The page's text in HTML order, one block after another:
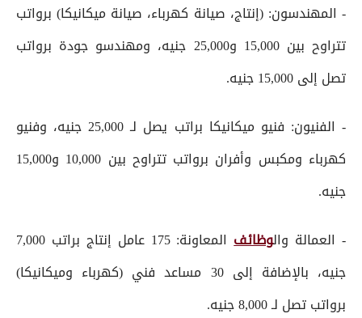
- المهندسون: (إنتاج، صيانة كهرباء، صيانة ميكانيكا) برواتب
تتراوح بين 15,000 و25,000 جنيه، ومهندسو جودة برواتب
تصل إلى 15,000 جنيه.
- الفنيون: فنيو ميكانيكا براتب يصل لـ 25,000 جنيه، وفنيو
كهرباء ومكبس وأفران برواتب تتراوح بين 10,000 و15,000
جنيه.
- العمالة والوظائف
المعاونة: 175 عامل إنتاج براتب 7,000
جنيه، بالإضافة إلى 30 مساعد فني (كهرباء وميكانيكا)
برواتب تصل لـ 8,000 جنيه.